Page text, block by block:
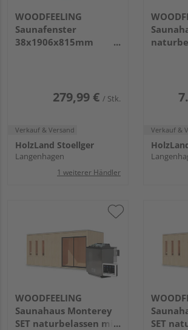
WOODFEELING
Saunafenster
38x1906x815mm
279,99 € / Stk.
Verkauf & Versand
HolzLand Stoellger
Langenhagen
1 weiterer Händler
Verkauf &
WOODFEELING
Saunahaus Monterey
SET naturbelassen mit
SET